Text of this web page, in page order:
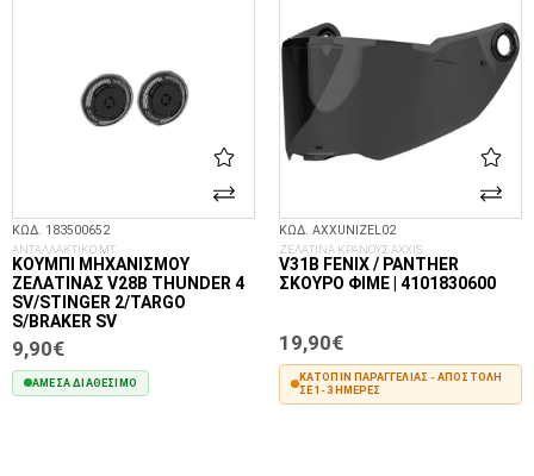
ΚΩΔ. 183500652
ΑΝΤΑΛΛΑΚΤΙΚΟ MT
ΚΟΥΜΠΊ ΜΗΧΑΝΙΣΜΟΎ
ΖΕΛΑΤΊΝΑΣ V28B THUNDER 4
SV/STINGER 2/TARGO
S/BRAKER SV
9,90€
ΆΜΕΣΑ ΔΙΑΘΈΣΙΜΟ
ΚΩΔ. AXXUNIZEL02
ΖΕΛΑΤΙΝΑ ΚΡΑΝΟΥΣ AXXIS
V31B FENIX / PANTHER
ΣΚΟΎΡΟ ΦΙΜΈ | 4101830600
19,90€
ΚΑΤΌΠΙΝ ΠΑΡΑΓΓΕΛΊΑΣ - ΑΠΟΣΤΟΛΉ
ΣΕ 1-3 ΗΜΈΡΕΣ